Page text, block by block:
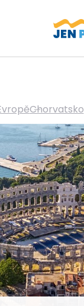
Chorvatsko